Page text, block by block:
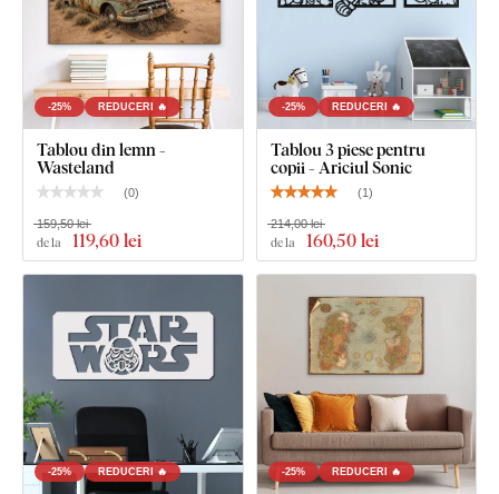
suprafață netedă. Datorită rezistenței, putem tăia și
fine și subțiri.
Puteți alege dintre12 decorațiuni
cu lac semi-mat, care
creșterezistența la zgârieturi obișnuite.Grosimeade
conferă produsului
cu umbrire delicată, astfel încât pe
perete arată curat și elegant – spre deosebire de autocolantele
subțiri din hârtie.
-25% REDUCERI 🔥
Tablou din lemn -
Wasteland
(0)
de la 119,60 lei
159,50 lei
-25% REDUCERI 🔥
Tablou 3 piese pentru
copii - Ariciul Sonic
(1 )
de la 160,50 lei
214,00 lei
-25% REDUCERI 🔥 -25% REDUCERI 🔥